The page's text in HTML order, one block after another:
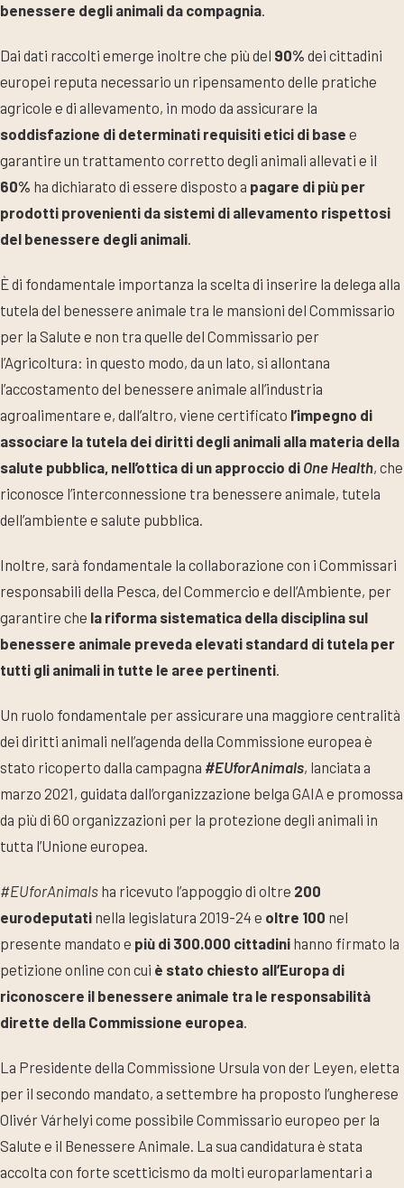
benessere degli animali da compagnia.
Dai dati raccolti emerge inoltre che più del 90% dei cittadini
europei reputa necessario un ripensamento delle pratiche
agricole e di allevamento, in modo da assicurare la
soddisfazione di determinati requisiti etici di base e
garantire un trattamento corretto degli animali allevati e il
60% ha dichiarato di essere disposto a pagare di più per
prodotti provenienti da sistemi di allevamento rispettosi
del benessere degli animali.
È di fondamentale importanza la scelta di inserire la delega alla
tutela del benessere animale tra le mansioni del Commissario
per la Salute e non tra quelle del Commissario per
l’Agricoltura: in questo modo, da un lato, si allontana
l’accostamento del benessere animale all’industria
agroalimentare e, dall’altro, viene certificato l’impegno di
associare la tutela dei diritti degli animali alla materia della
salute pubblica, nell’ottica di un approccio di One Health, che
riconosce l’interconnessione tra benessere animale, tutela
dell’ambiente e salute pubblica.
Inoltre, sarà fondamentale la collaborazione con i Commissari
responsabili della Pesca, del Commercio e dell’Ambiente, per
garantire che la riforma sistematica della disciplina sul
benessere animale preveda elevati standard di tutela per
tutti gli animali in tutte le aree pertinenti.
Un ruolo fondamentale per assicurare una maggiore centralità
dei diritti animali nell’agenda della Commissione europea è
stato ricoperto dalla campagna #EUforAnimals, lanciata a
marzo 2021, guidata dall’organizzazione belga GAIA e promossa
da più di 60 organizzazioni per la protezione degli animali in
tutta l’Unione europea.
#EUforAnimals ha ricevuto l’appoggio di oltre 200
eurodeputati nella legislatura 2019-24 e oltre 100 nel
presente mandato e più di 300.000 cittadini hanno firmato la
petizione online con cui è stato chiesto all’Europa di
riconoscere il benessere animale tra le responsabilità
dirette della Commissione europea.
La Presidente della Commissione Ursula von der Leyen, eletta
per il secondo mandato, a settembre ha proposto l’ungherese
Olivér Várhelyi come possibile Commissario europeo per la
Salute e il Benessere Animale. La sua candidatura è stata
accolta con forte scetticismo da molti europarlamentari a